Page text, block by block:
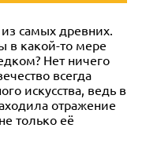
самых древних.
в какой-то мере
Нет ничего
всегда
искусства, ведь в
отражение
только её